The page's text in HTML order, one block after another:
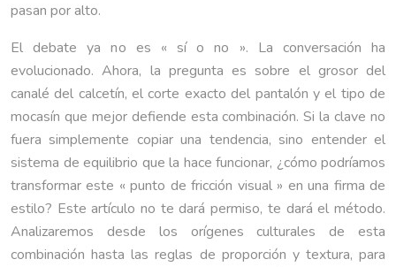
pasan por alto.
El debate ya no es « sí o no ». La conversación ha
evolucionado. Ahora, la pregunta es sobre el grosor del
canalé del calcetín, el corte exacto del pantalón y el tipo de
mocasín que mejor defiende esta combinación. Si la clave no
fuera simplemente copiar una tendencia, sino entender el
sistema de equilibrio que la hace funcionar, ¿cómo podríamos
transformar este « punto de fricción visual » en una firma de
estilo? Este artículo no te dará permiso, te dará el método.
Analizaremos desde los orígenes culturales de esta
combinación hasta las reglas de proporción y textura, para